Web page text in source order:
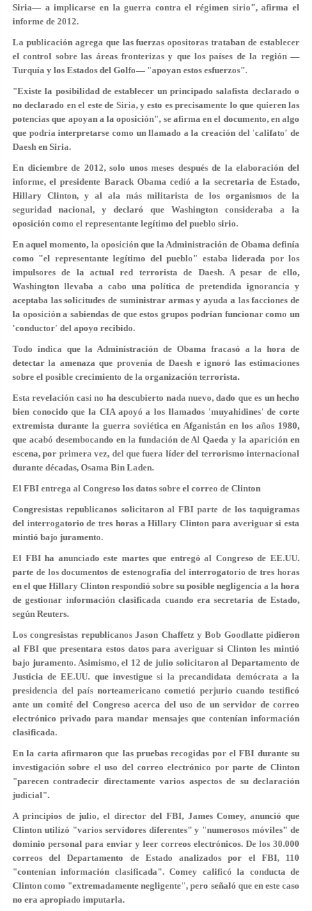
Siria— a implicarse en la guerra contra el régimen sirio", afirma el
informe de 2012.
La publicación agrega que las fuerzas opositoras trataban de establecer
el control sobre las áreas fronterizas y que los países de la región —
Turquía y los Estados del Golfo— "apoyan estos esfuerzos".
"Existe la posibilidad de establecer un principado salafista declarado o
no declarado en el este de Siria, y esto es precisamente lo que quieren las
potencias que apoyan a la oposición", se afirma en el documento, en algo
que podría interpretarse como un llamado a la creación del 'califato' de
Daesh en Siria.
En diciembre de 2012, solo unos meses después de la elaboración del
informe, el presidente Barack Obama cedió a la secretaria de Estado,
Hillary Clinton, y al ala más militarista de los organismos de la
seguridad nacional, y declaró que Washington consideraba a la
oposición como el representante legítimo del pueblo sirio.
En aquel momento, la oposición que la Administración de Obama definía
como "el representante legítimo del pueblo" estaba liderada por los
impulsores de la actual red terrorista de Daesh. A pesar de ello,
Washington llevaba a cabo una política de pretendida ignorancia y
aceptaba las solicitudes de suministrar armas y ayuda a las facciones de
la oposición a sabiendas de que estos grupos podrían funcionar como un
'conductor' del apoyo recibido.
Todo indica que la Administración de Obama fracasó a la hora de
detectar la amenaza que provenía de Daesh e ignoró las estimaciones
sobre el posible crecimiento de la organización terrorista.
Esta revelación casi no ha descubierto nada nuevo, dado que es un hecho
bien conocido que la CIA apoyó a los llamados 'muyahidines' de corte
extremista durante la guerra soviética en Afganistán en los años 1980,
que acabó desembocando en la fundación de Al Qaeda y la aparición en
escena, por primera vez, del que fuera líder del terrorismo internacional
durante décadas, Osama Bin Laden.
El FBI entrega al Congreso los datos sobre el correo de Clinton
Congresistas republicanos solicitaron al FBI parte de los taquigramas
del interrogatorio de tres horas a Hillary Clinton para averiguar si esta
mintió bajo juramento.
El FBI ha anunciado este martes que entregó al Congreso de EE.UU.
parte de los documentos de estenografía del interrogatorio de tres horas
en el que Hillary Clinton respondió sobre su posible negligencia a la hora
de gestionar información clasificada cuando era secretaria de Estado,
según Reuters.
Los congresistas republicanos Jason Chaffetz y Bob Goodlatte pidieron
al FBI que presentara estos datos para averiguar si Clinton les mintió
bajo juramento. Asimismo, el 12 de julio solicitaron al Departamento de
Justicia de EE.UU. que investigue si la precandidata demócrata a la
presidencia del país norteamericano cometió perjurio cuando testificó
ante un comité del Congreso acerca del uso de un servidor de correo
electrónico privado para mandar mensajes que contenían información
clasificada.
En la carta afirmaron que las pruebas recogidas por el FBI durante su
investigación sobre el uso del correo electrónico por parte de Clinton
"parecen contradecir directamente varios aspectos de su declaración
judicial".
A principios de julio, el director del FBI, James Comey, anunció que
Clinton utilizó "varios servidores diferentes" y "numerosos móviles" de
dominio personal para enviar y leer correos electrónicos. De los 30.000
correos del Departamento de Estado analizados por el FBI, 110
"contenían información clasificada". Comey calificó la conducta de
Clinton como "extremadamente negligente", pero señaló que en este caso
no era apropiado imputarla.